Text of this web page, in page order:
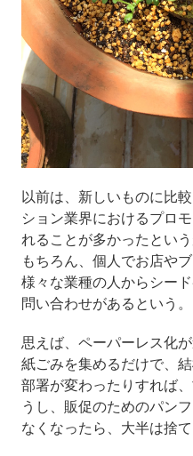
以前は、新しいものに比
ション業界におけるプロ
れることが多かったとい
もちろん、個人でお店や
様々な業種の人からシー
問い合わせがあるという。
思えば、ペーパーレス化
紙ごみを集めるだけで、
部署が変わったりすれば
うし、販促のためのパン
なくなったら、大半は捨て